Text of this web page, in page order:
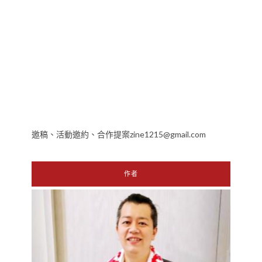
邀稿、活動邀約、合作提案zine1215@gmail.com
作者